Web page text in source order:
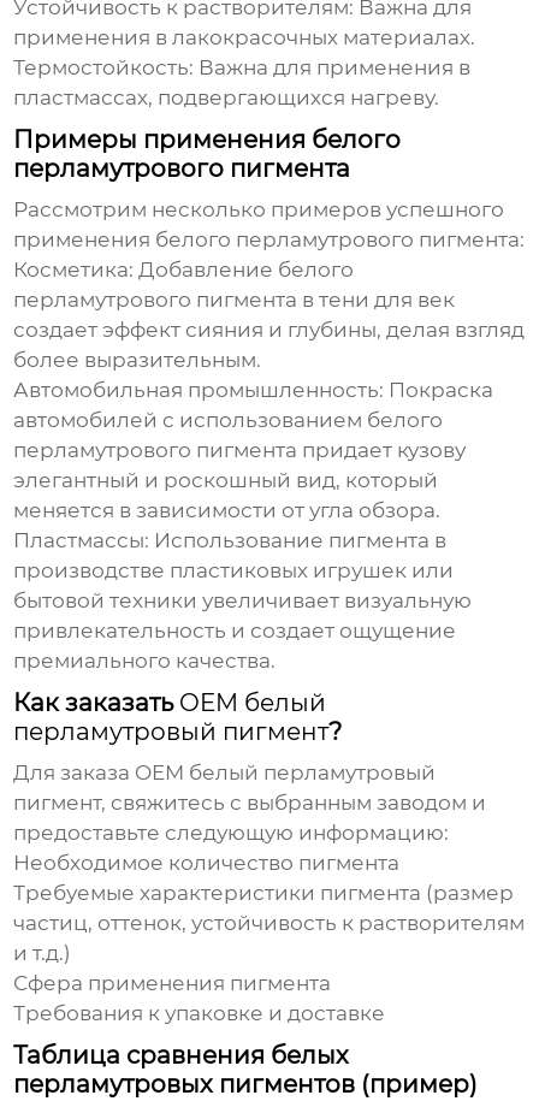
Устойчивость к растворителям: Важна для
применения в лакокрасочных материалах.
Термостойкость: Важна для применения в
пластмассах, подвергающихся нагреву.
Примеры применения белого
перламутрового пигмента
Рассмотрим несколько примеров успешного
применения белого перламутрового пигмента:
Косметика: Добавление белого
перламутрового пигмента в тени для век
создает эффект сияния и глубины, делая взгляд
более выразительным.
Автомобильная промышленность: Покраска
автомобилей с использованием белого
перламутрового пигмента придает кузову
элегантный и роскошный вид, который
меняется в зависимости от угла обзора.
Пластмассы: Использование пигмента в
производстве пластиковых игрушек или
бытовой техники увеличивает визуальную
привлекательность и создает ощущение
премиального качества.
Как заказать OEM белый
перламутровый пигмент?
Для заказа OEM белый перламутровый
пигмент, свяжитесь с выбранным заводом и
предоставьте следующую информацию:
Необходимое количество пигмента
Требуемые характеристики пигмента (размер
частиц, оттенок, устойчивость к растворителям
и т.д.)
Сфера применения пигмента
Требования к упаковке и доставке
Таблица сравнения белых
перламутровых пигментов (пример)